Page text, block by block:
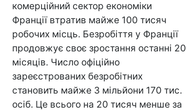
комерційний сектор економіки
Франції втратив майже 100 тисяч
робочих місць. Безробіття у Франції
продовжує своє зростання останні 20
місяців. Число офіційно
зареєстрованих безробітних
становить майже 3 мільйони 170 тис.
осіб. Це всього на 20 тисяч менше за